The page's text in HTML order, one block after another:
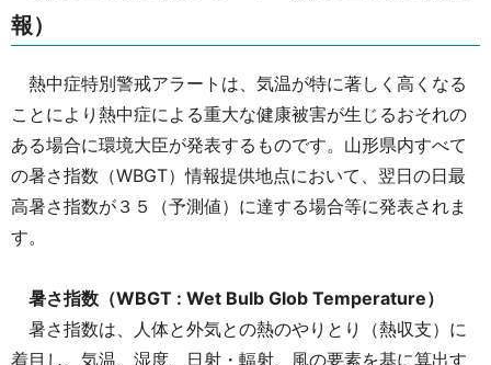
報）
熱中症特別警戒アラートは、気温が特に著しく高くなる
ことにより熱中症による重大な健康被害が生じるおそれの
ある場合に環境大臣が発表するものです。山形県内すべて
の暑さ指数（WBGT）情報提供地点において、翌日の日最
高暑さ指数が３５（予測値）に達する場合等に発表されま
す。
暑さ指数（WBGT : Wet Bulb Glob Temperature）
暑さ指数は、人体と外気との熱のやりとり（熱収支）に
着目し、気温、湿度、日射・輻射、風の要素を基に算出す